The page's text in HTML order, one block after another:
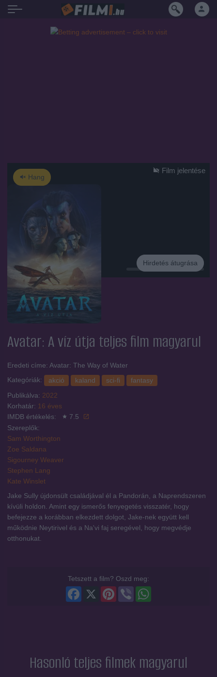
Hang
Hirdetés
Hirdetés átugrása
Film jelentése
Avatar: A víz útja teljes film magyarul
Eredeti címe: Avatar: The Way of Water
Kategóriák:
akció kaland sci-fi
fantasy
Publikálva: 2022
Korhatár: 16 éves
IMDB értékelés:
7.5
Szereplők:
Sam Worthington
Zoe Saldana
Sigourney Weaver
Stephen Lang
Kate Winslet
Jake Sully újdonsült családjával él a Pandorán, a Naprendszeren
kívüli holdon. Amint egy ismerős fenyegetés visszatér, hogy
befejezze a korábban elkezdett dolgot, Jake-nek együtt kell
működnie Neytirivel és a Na'vi faj seregével, hogy megvédje
otthonukat.
Tetszett a film? Oszd meg:
Viber
Pinterest
Facebook
Hasonló teljes filmek magyarul